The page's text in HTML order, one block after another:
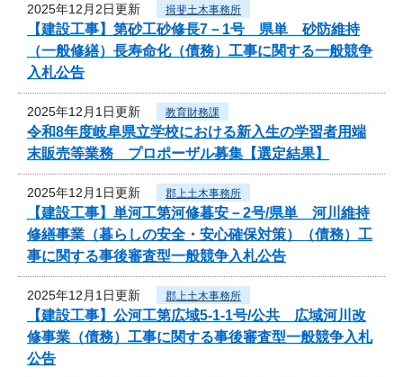
2025年12月2日更新 揖斐土木事務所
【建設工事】第砂工砂修長7－1号 県単 砂防維持
（一般修繕）長寿命化（債務）工事に関する一般競争
入札公告
2025年12月1日更新 教育財務課
令和8年度岐阜県立学校における新入生の学習者用端
末販売等業務 プロポーザル募集【選定結果】
2025年12月1日更新 郡上土木事務所
【建設工事】単河工第河修暮安－2号/県単 河川維持
修繕事業（暮らしの安全・安心確保対策）（債務）工
事に関する事後審査型一般競争入札公告
2025年12月1日更新 郡上土木事務所
【建設工事】公河工第広域5-1-1号/公共 広域河川改
修事業（債務）工事に関する事後審査型一般競争入札
公告